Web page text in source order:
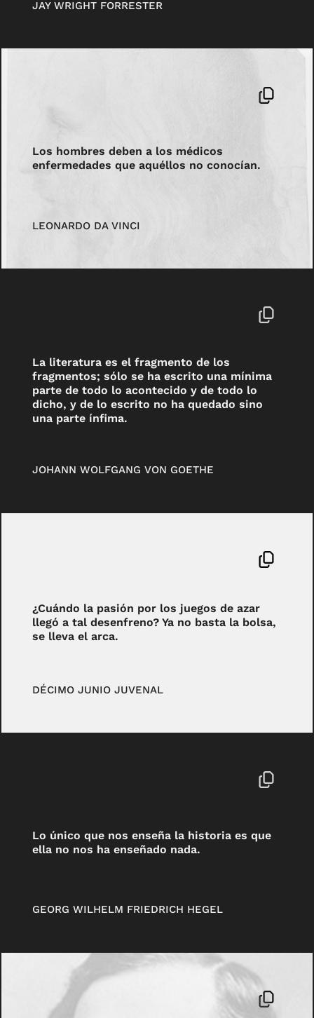
JAY WRIGHT FORRESTER
Los hombres deben a los médicos
enfermedades que aquéllos no conocían.
LEONARDO DA VINCI
La literatura es el fragmento de los
fragmentos; sólo se ha escrito una mínima
parte de todo lo acontecido y de todo lo
dicho, y de lo escrito no ha quedado sino
una parte ínfima.
JOHANN WOLFGANG VON GOETHE
¿Cuándo la pasión por los juegos de azar
llegó a tal desenfreno? Ya no basta la bolsa,
se lleva el arca.
DÉCIMO JUNIO JUVENAL
Lo único que nos enseña la historia es que
ella no nos ha enseñado nada.
GEORG WILHELM FRIEDRICH HEGEL